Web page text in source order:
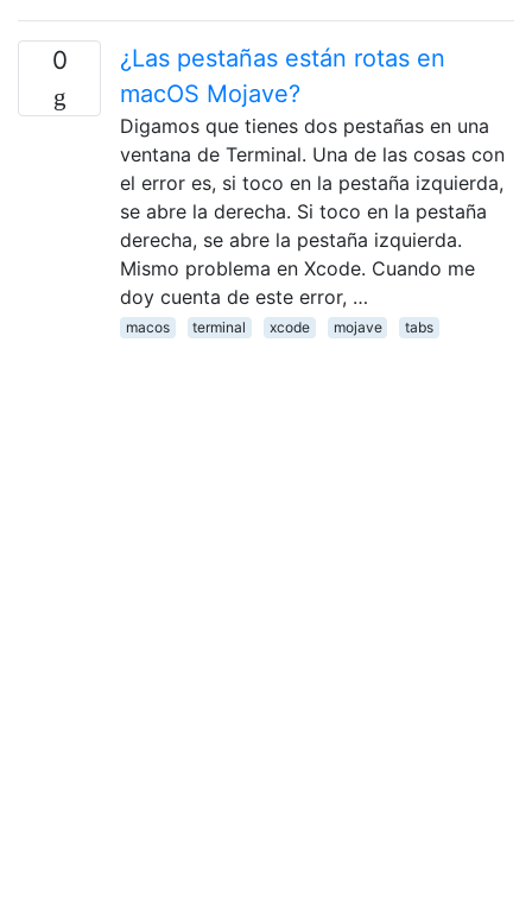
0
¿Las pestañas están rotas en
macOS Mojave?
Digamos que tienes dos pestañas en una
ventana de Terminal. Una de las cosas con
el error es, si toco en la pestaña izquierda,
se abre la derecha. Si toco en la pestaña
derecha, se abre la pestaña izquierda.
Mismo problema en Xcode. Cuando me
doy cuenta de este error, …
macos terminal xcode mojave tabs